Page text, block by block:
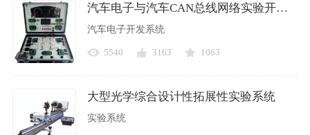
汽车电子与汽车CAN总线网络实验开发系统
汽车电子开发系统
5540 3163 1063
大型光学综合设计性拓展性实验系统
实验系统